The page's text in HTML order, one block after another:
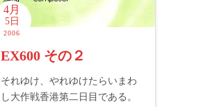
4月
5日
2006
EX600 その２
それゆけ、やれゆけたらいまわ
し大作戦香港第二日目である。